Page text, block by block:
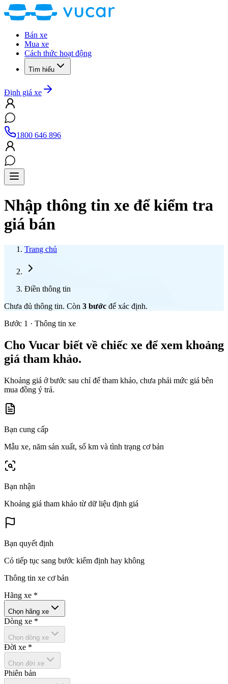
Bán xe
Mua xe
Cách thức hoạt động
Tìm hiểu
Định giá xe
1800 646 896
Nhập thông tin xe để kiểm tra
giá bán
Trang chủ
Điền thông tin
Chưa đủ thông tin. Còn 3 bước để xác định.
Bước 1 · Thông tin xe
Cho Vucar biết về chiếc xe để xem khoảng
giá tham khảo.
Khoảng giá ở bước sau chỉ để tham khảo, chưa phải mức giá bên
mua đồng ý trả.
Bạn cung cấp
Mẫu xe, năm sản xuất, số km và tình trạng cơ bản
Bạn nhận
Khoảng giá tham khảo từ dữ liệu định giá
Bạn quyết định
Có tiếp tục sang bước kiểm định hay không
Thông tin xe cơ bản
Hãng xe *
Chọn hãng xe
Dòng xe *
Chọn dòng xe
Đời xe *
Chọn đời xe
Phiên bản